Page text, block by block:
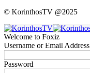
© KorinthosTV @2025
Welcome to Foxiz
Username or Email Address
Password